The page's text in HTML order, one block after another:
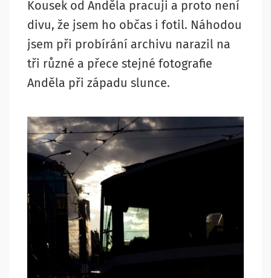
Kousek od Anděla pracuji a proto není
divu, že jsem ho občas i fotil. Náhodou
jsem při probírání archivu narazil na
tři různé a přece stejné fotografie
Anděla při západu slunce.